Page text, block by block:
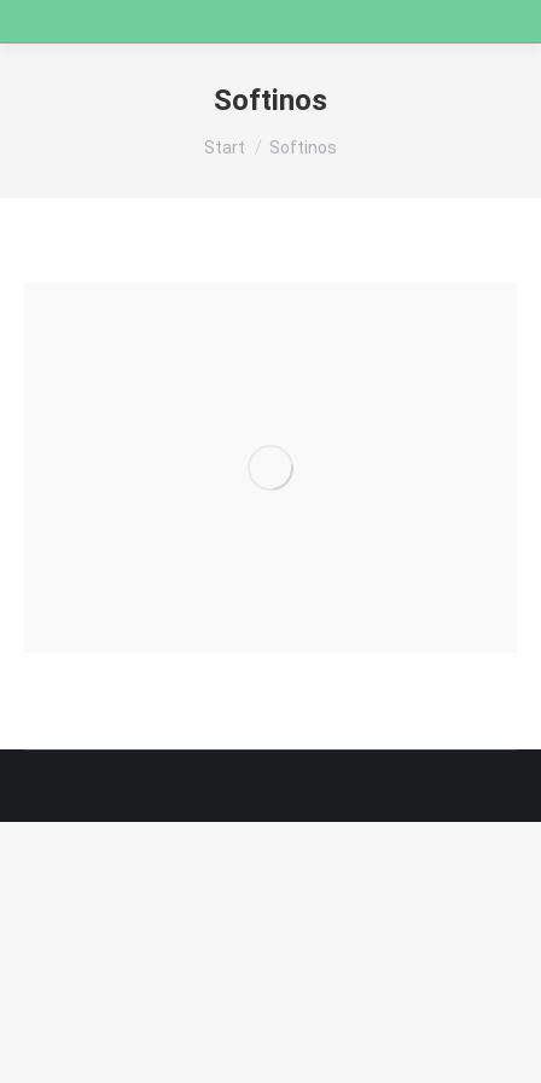
Softinos
Sie befinden sich hier:
Start Softinos